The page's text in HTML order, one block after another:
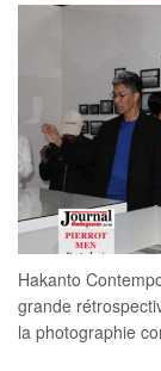
Hakanto
grande
la photographie